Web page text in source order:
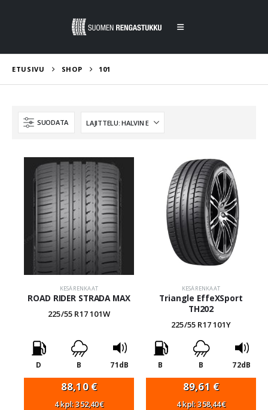
ETUSIVU SHOP 101
SUODATA
KESÄRENKAAT
ROAD RIDER STRADA MAX
225/55 R17 101W
D B 71dB
88,10€
4 kpl: 352,40€
KESÄRENKAAT
Triangle EffeXSport
TH202
225/55 R17 101Y
B B 72dB
89,61 €
4 kpl: 358,44€